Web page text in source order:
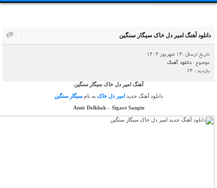
۰ دانلود آهنگ امیر دل خاک سیگار سنگین
تاریخ ارسال :۱۴ شهریور ۱۴۰۴
موضوع : دانلود آهنگ
بازدید : ۶۴
آهنگ امیر دل خاک سیگار سنگین
دانلود آهنگ جدید امیر دل خاک به نامسیگار سنگین
Amir Delkhak– Sigare Sangin